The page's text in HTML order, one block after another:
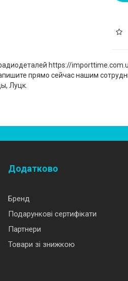
https://
прямо сейчас нашим
Луцк.
Додатково
Бренд
Подарункові сертифікати
Партнери
Товари зі знижкою